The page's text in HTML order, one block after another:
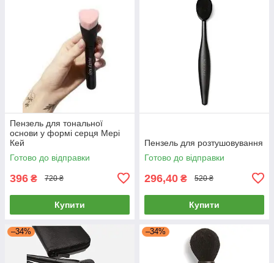
Пензель для тональної
основи у формі серця Мері
Кей
Готово до відправки
396 ₴ 720 ₴
Купити
Пензель для розтушовування
Готово до відправки
296,40 ₴ 520 ₴
Купити
–34% –34%